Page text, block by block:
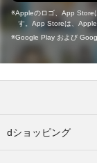
Appleのロゴ、App Store
す。App Storeは、Apple
Google Play および
dショッピング